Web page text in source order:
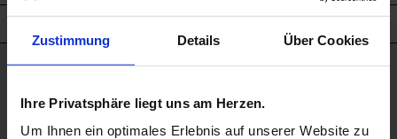
Zustimmung Details Über Cookies
Ihre Privatsphäre liegt uns am Herzen.
Um Ihnen ein optimales Erlebnis auf unserer Website zu
Dishwasher Suitable